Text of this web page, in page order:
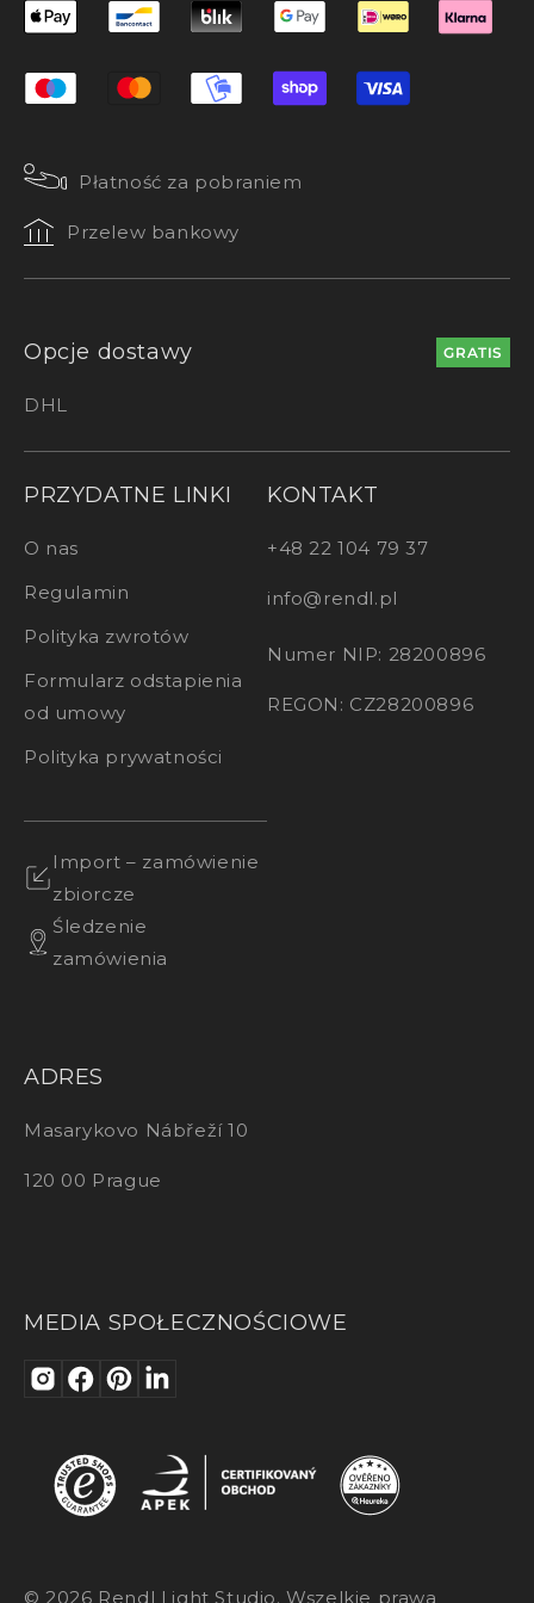
Płatność za pobraniem
Przelew bankowy
Opcje dostawy GRATIS
DHL
PRZYDATNE LINKI
O nas
Regulamin
Polityka zwrotów
Formularz odstapienia
od umowy
Polityka prywatności
Import – zamówienie
zbiorcze
Śledzenie
zamówienia
KONTAKT
+48 22 104 79 37
info@rendl.pl
Numer NIP: 28200896
REGON: CZ28200896
ADRES
Masarykovo Nábřeží 10
120 00 Prague
MEDIA SPOŁECZNOŚCIOWE
© 2026 Rendl Light Studio. Wszelkie prawa